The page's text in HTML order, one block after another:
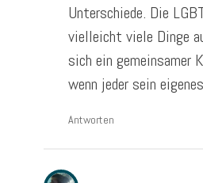
Unterschiede. Die
vielleicht viele Dinge
sich ein gemeinsamer
wenn jeder sein
Antworten